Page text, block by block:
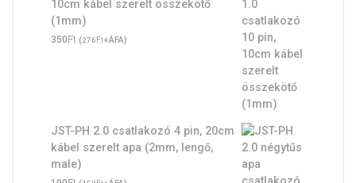
10cm kábel szerelt összekötő
(1mm)
350Ft (276Ft+ÁFA)
JST-PH 2.0 csatlakozó 4 pin, 20cm
kábel szerelt apa (2mm, lengő,
male)